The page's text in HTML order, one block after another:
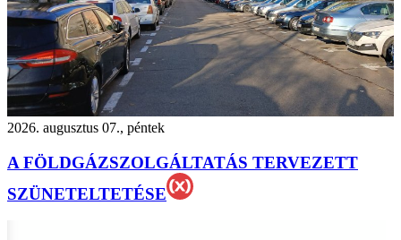
2026. augusztus 07., péntek
A FÖLDGÁZSZOLGÁLTATÁS TERVEZETT
SZÜNETELTETÉSE